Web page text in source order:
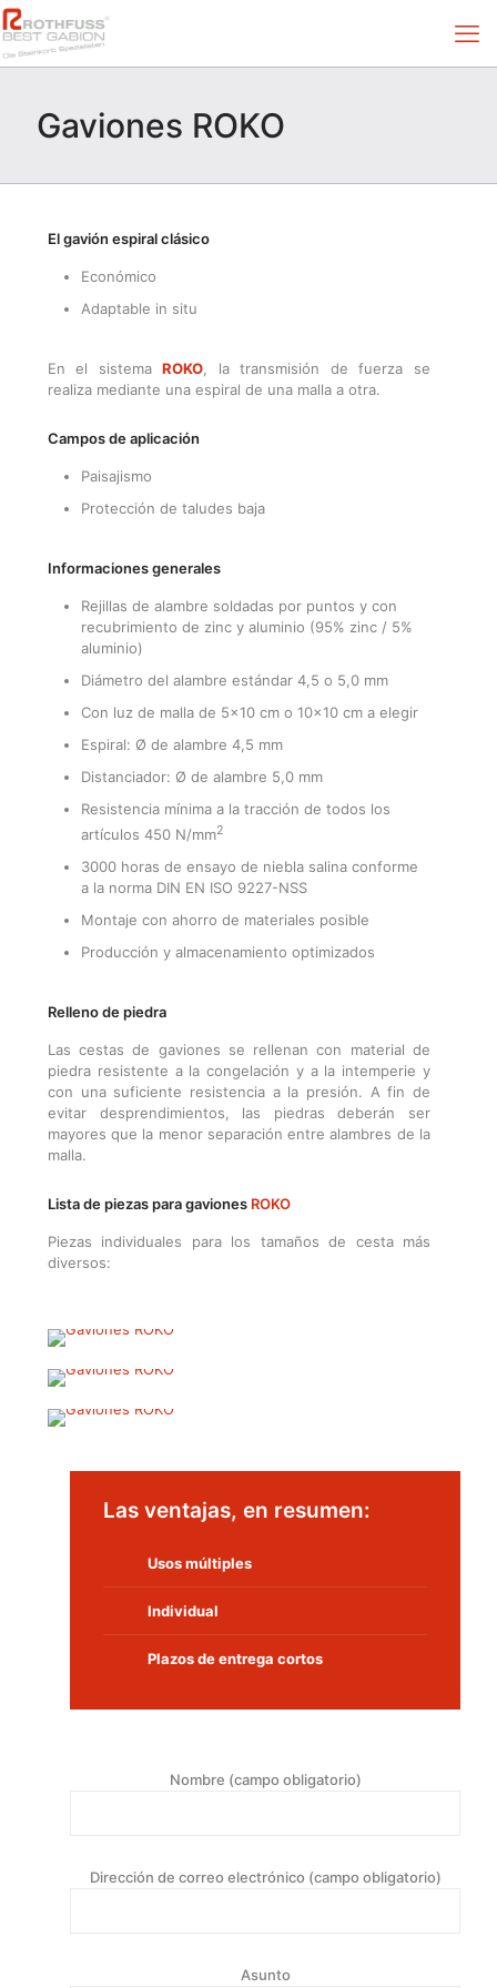
Gaviones ROKO
El gavión espiral clásico
Económico
Adaptable in situ
En el sistemaROKO , la transmisión de fuerza se
realiza mediante una espiral de una malla a otra.
Campos de aplicación
Paisajismo
Protección de taludes baja
Informaciones generales
Rejillas de alambre soldadas por puntos y con
recubrimiento de zinc y aluminio (95% zinc / 5%
aluminio)
Diámetro del alambre estándar 4,5 o 5,0 mm
Con luz de malla de 5×10 cm o 10×10 cm a elegir
Espiral: Ø de alambre 4,5 mm
Distanciador: Ø de alambre 5,0 mm
Resistencia mínima a la tracción de todos los
artículos 450 N/mm2
3000 horas de ensayo de niebla salina conforme
a la norma DIN EN ISO 9227-NSS
Montaje con ahorro de materiales posible
Producción y almacenamiento optimizados
Relleno de piedra
Las cestas de gaviones se rellenan con material de
piedra resistente a la congelación y a la intemperie y
con una suficiente resistencia a la presión. A fin de
evitar desprendimientos, las piedras deberán ser
mayores que la menor separación entre alambres de la
malla.
Lista de piezas para gaviones ROKO
Piezas individuales para los tamaños de cesta más
diversos:
Las ventajas, en resumen:
Usos múltiples
Individual
Plazos de entrega cortos
Nombre (campo obligatorio)
Dirección de correo electrónico (campo obligatorio)
Asunto